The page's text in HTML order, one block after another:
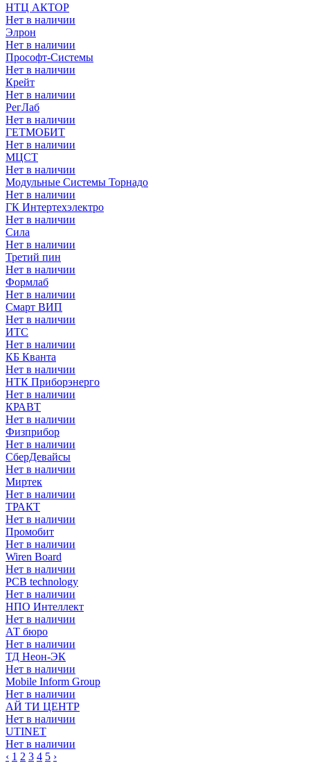
НТЦ АКТОР
Нет в наличии
Элрон
Нет в наличии
Прософт-Системы
Нет в наличии
Крейт
Нет в наличии
РегЛаб
Нет в наличии
ГЕТМОБИТ
Нет в наличии
МЦСТ
Нет в наличии
Модульные Системы Торнадо
Нет в наличии
ГК Интертехэлектро
Нет в наличии
Сила
Нет в наличии
Третий пин
Нет в наличии
Формлаб
Нет в наличии
Смарт ВИП
Нет в наличии
ИТС
Нет в наличии
КБ Кванта
Нет в наличии
НТК Приборэнерго
Нет в наличии
КРАВТ
Нет в наличии
Физприбор
Нет в наличии
СберДевайсы
Нет в наличии
Миртек
Нет в наличии
ТРАКТ
Нет в наличии
Промобит
Нет в наличии
Wiren Board
Нет в наличии
PCB technology
Нет в наличии
НПО Интеллект
Нет в наличии
АТ бюро
Нет в наличии
ТД Неон-ЭК
Нет в наличии
Mobile Inform Group
Нет в наличии
АЙ ТИ ЦЕНТР
Нет в наличии
UTINET
Нет в наличии
‹ 1 2 3 4 5 ›